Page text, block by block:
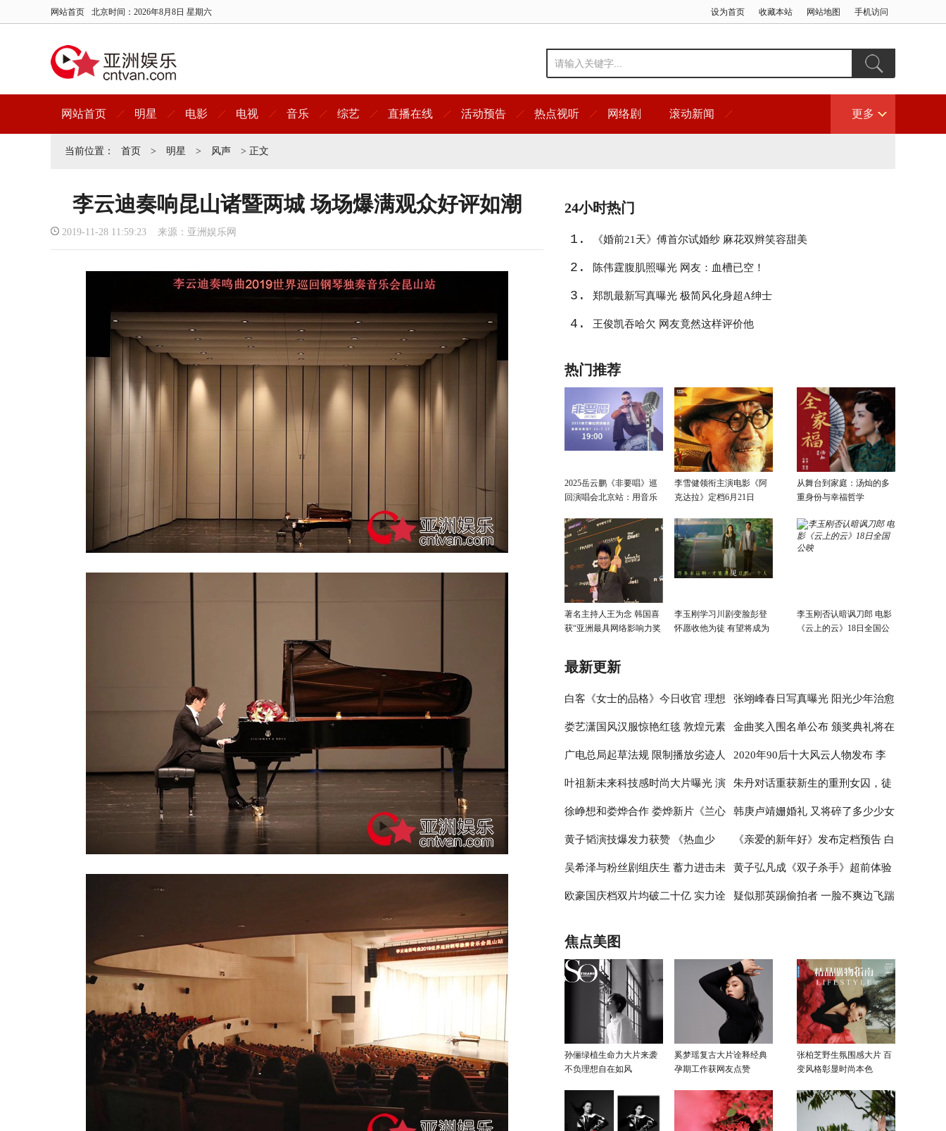
网站首页 北京时间： 2026年8月8日 星期六 设为首页 收藏本站 网站地图 手机访问
网站首页 明星 电影 电视 音乐 综艺 直播在线 活动预告 热点视听 网络剧 滚动新闻 更多
当前位置： 首页 > 明星 > 风声 > 正文
李云迪奏响昆山诸暨两城 场场爆满观众好评如潮
2019-11-28 11:59:23 来源：亚洲娱乐网
24小时热门
1. 《婚前21天》傅首尔试婚纱 麻花双辫笑容甜美
2. 陈伟霆腹肌照曝光 网友：血槽已空！
3. 郑凯最新写真曝光 极简风化身超A绅士
4. 王俊凯吞哈欠 网友竟然这样评价他
热门推荐
2025岳云鹏《非要唱》巡
回演唱会北京站：用音乐
李雪健领衔主演电影《阿
克达拉》定档6月21日
从舞台到家庭：汤灿的多
重身份与幸福哲学
著名主持人王为念 韩国喜
获“亚洲最具网络影响力奖
李玉刚学习川剧变脸彭登
怀愿收他为徒 有望将成为
李玉刚否认暗讽刀郎 电影
《云上的云》18日全国公
最新更新
白客《女士的品格》今日收官 理想
伴侣程梁温暖治愈
张翊峰春日写真曝光 阳光少年治愈
感满满
娄艺潇国风汉服惊艳红毯 敦煌元素
彰显时尚包容性
金曲奖入围名单公布 颁奖典礼将在
台北小巨蛋举行
广电总局起草法规 限制播放劣迹人
员参与的节目
2020年90后十大风云人物发布 李
子柒居首李佳琦辛有志纷纷入围
叶祖新未来科技感时尚大片曝光 演
绎春日太阳男神
朱丹对话重获新生的重刑女囚，徒
步20公里亲历深山医疗
徐峥想和娄烨合作 娄烨新片《兰心
大剧院》却宣布撤档
韩庚卢靖姗婚礼 又将碎了多少少女
的心
黄子韬演技爆发力获赞 《热血少
年》收官在即
《亲爱的新年好》发布定档预告 白
百何张子枫温馨约定跨年公映
吴希泽与粉丝剧组庆生 蓄力进击未
来可期
黄子弘凡成《双子杀手》超前体验
官 出席首映红毯推广电影革新
欧豪国庆档双片均破二十亿 实力诠 疑似那英踢偷拍者 一脸不爽边飞踹
焦点美图
孙俪绿植生命力大片来袭
不负理想自在如风
奚梦瑶复古大片诠释经典
孕期工作获网友点赞
张柏芝野生氛围感大片 百
变风格彰显时尚本色